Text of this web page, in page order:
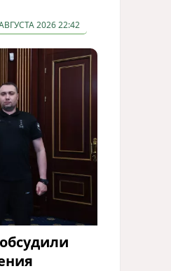
2026 22:42